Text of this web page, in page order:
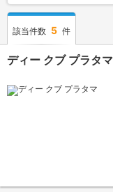
該当件数 5 件
ディー クブ プラタマ